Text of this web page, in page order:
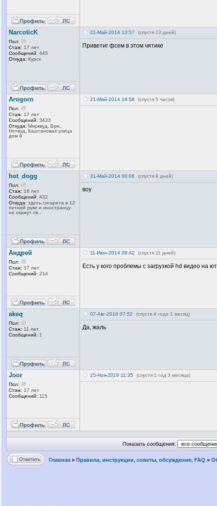
NarcoticK
Пол:
Стаж: 17 лет
Сообщений: 445
Откуда: Курск
21-Май-2014 13:57 (спустя 13 дней)
Приветиг фсем в этом чятике
Arogorn
Пол:
Стаж: 17 лет
Сообщений: 3433
Откуда: Мирквуд, Бри,
Нотвуд, Каштановая улица
дом 6
21-Май-2014 18:58 (спустя 5 часов)
hot_dogg
Пол:
Стаж: 16 лет
Сообщений: 432
Откуда: здесь сигарета в 12
летней руке и иностранцу
не скажут ok...
31-Май-2014 00:06 (спустя 9 дней)
воу
Андрей
Пол:
Стаж: 17 лет
Сообщений: 214
11-Июн-2014 08:42 (спустя 11 дней)
Есть у кого проблемы с загрузкой hd видео на
akeq
Пол:
Стаж: 11 лет
Сообщений: 1
07-Авг-2018 07:52 (спустя 4 года 1 месяц)
Да, жаль
Joor
Пол:
Стаж: 17 лет
Сообщений: 115
15-Ноя-2019 11:35 (спустя 1 год 3 месяца)
Показать сообщения:
Главная » Правила, инструкции, советы, обсуждение, FAQ »